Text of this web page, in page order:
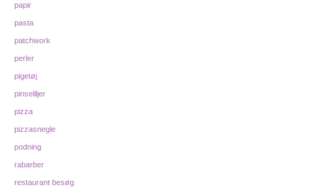
papir
pasta
patchwork
perler
pigetøj
pinseliljer
pizza
pizzasnegle
podning
rabarber
restaurant besøg